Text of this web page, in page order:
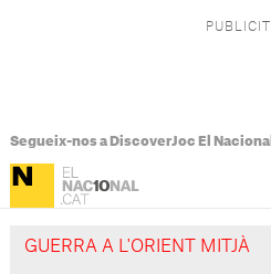
Segueix-nos a DiscoverJoc El Nacional
GUERRA A L'ORIENT MITJÀ